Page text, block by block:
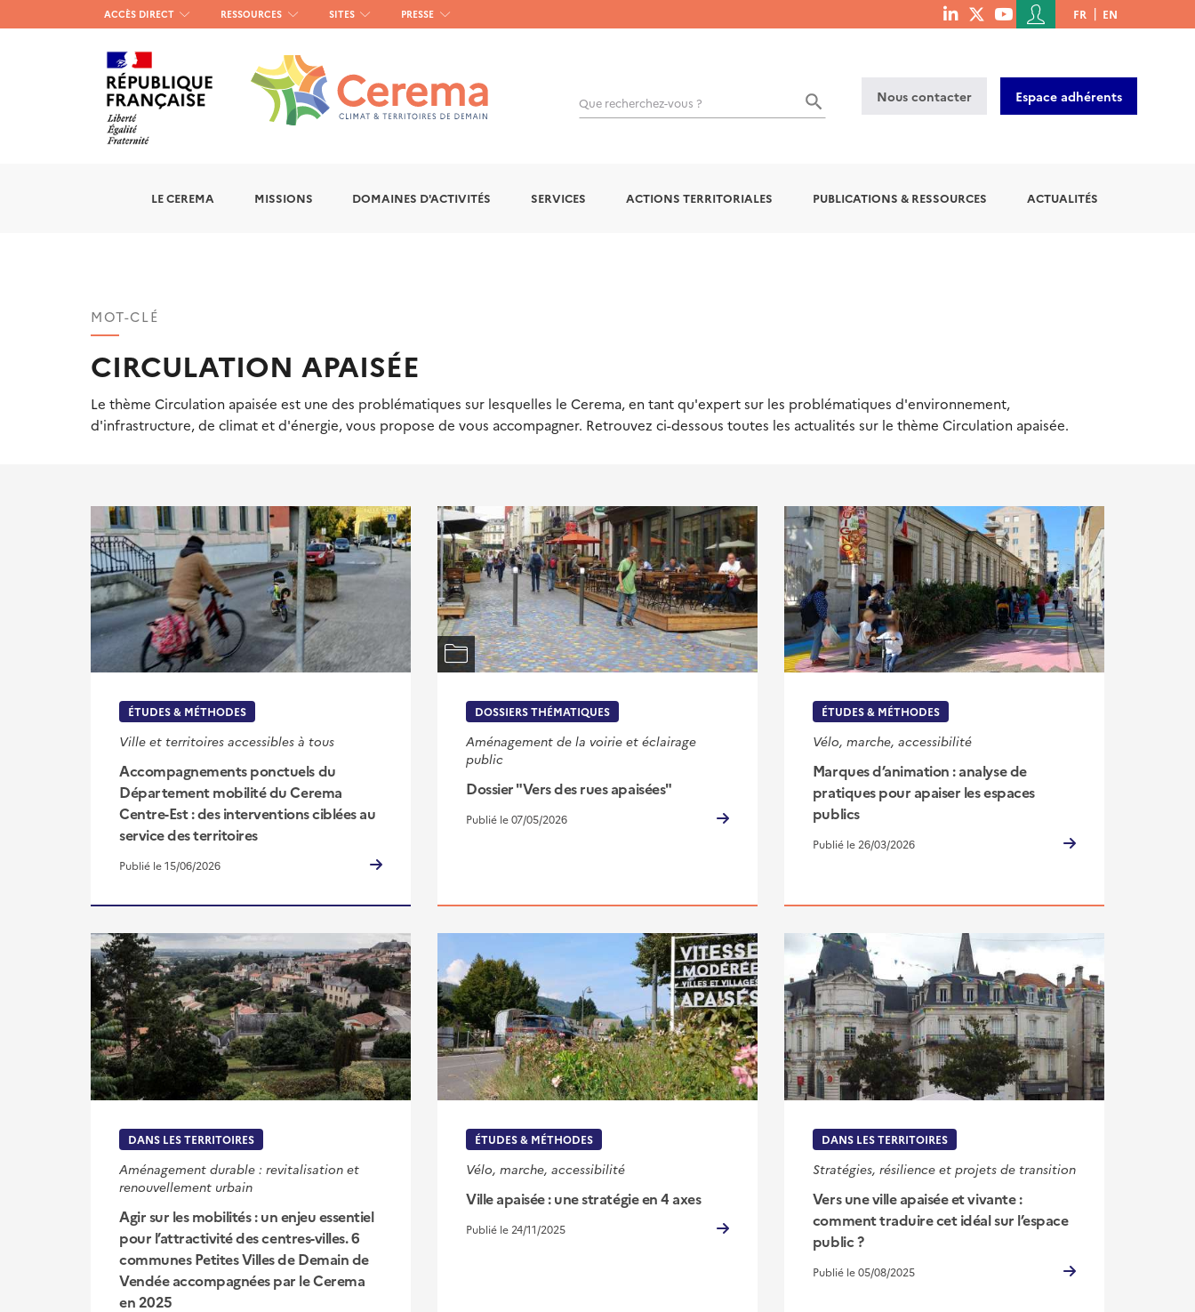
Menu
haut
gauche
ACCÈS DIRECT RESSOURCES SITES PRESSE
menu
Menu
du
de
l'utilisateur
FR EN
Que recherchez-vous ? Nous contacter Espace adhérents
LE CEREMA MISSIONS DOMAINES D'ACTIVITÉS SERVICES ACTIONS TERRITORIALES PUBLICATIONS & RESSOURCES ACTUALITÉS
MOT-CLÉ
CIRCULATION APAISÉE
Le thème Circulation apaisée est une des problématiques sur lesquelles le Cerema, en tant qu'expert sur les problématiques d'environnement,
d'infrastructure, de climat et d'énergie, vous propose de vous accompagner. Retrouvez ci-dessous toutes les actualités sur le thème Circulation apaisée.
ÉTUDES & MÉTHODES
Ville et territoires accessibles à tous
Accompagnements ponctuels du
Département mobilité du Cerema
Centre-Est : des interventions ciblées au
service des territoires
Publié le 15/06/2026
DOSSIERS THÉMATIQUES
Aménagement de la voirie et éclairage
public
Dossier "Vers des rues apaisées"
Publié le 07/05/2026
ÉTUDES & MÉTHODES
Vélo, marche, accessibilité
Marques d’animation : analyse de
pratiques pour apaiser les espaces
publics
Publié le 26/03/2026
DANS LES TERRITOIRES
Aménagement durable : revitalisation et
renouvellement urbain
Agir sur les mobilités : un enjeu essentiel
pour l’attractivité des centres-villes. 6
communes Petites Villes de Demain de
Vendée accompagnées par le Cerema
en 2025
ÉTUDES & MÉTHODES
Vélo, marche, accessibilité
Ville apaisée : une stratégie en 4 axes
Publié le 24/11/2025
DANS LES TERRITOIRES
Stratégies, résilience et projets de transition
Vers une ville apaisée et vivante :
comment traduire cet idéal sur l’espace
public ?
Publié le 05/08/2025